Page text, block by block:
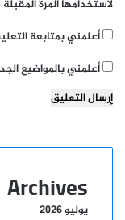
لاستخدامها المرة
أعلمني بمتابعة
أعلمني بالمواضيع
Archives
يوليو 2026